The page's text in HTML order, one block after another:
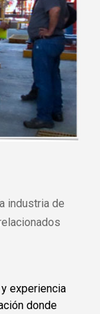
industria de
y experiencia
donde